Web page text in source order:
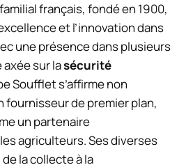
français, fondé en 1900,
et l’innovation dans
une présence dans plusieurs
sur lasécurité
Soufflet s’affirme non
fournisseur de premier plan,
un partenaire
agriculteurs. Ses diverses
la collecte à la